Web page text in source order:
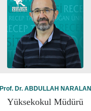
Prof. Dr. ABDULLAH NARALAN
Yüksekokul Müdürü